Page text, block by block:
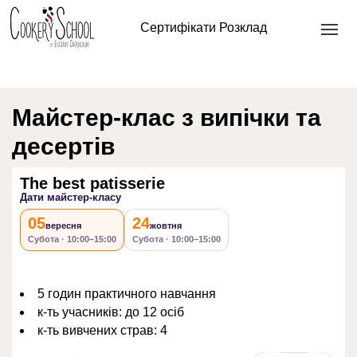
Сертифікати Розклад
Головна/Кондитерські майстер-класи/ The best
patisserie
Майстер-клас з випічки та
десертів
The best patisserie
Дати майстер-класу
05вересня
Субота · 10:00–15:00
24жовтня
Субота · 10:00–15:00
5 годин практичного навчання
к-ть учасників: до 12 осіб
к-ть вивчених страв: 4